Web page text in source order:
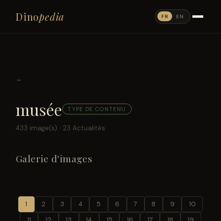
Dinopedia FR EN
←
musée TYPE DE CONTENU
433 image(s) · 23 Actualités
Galerie d'images
1 2 3 4 5 6 7 8 9
10